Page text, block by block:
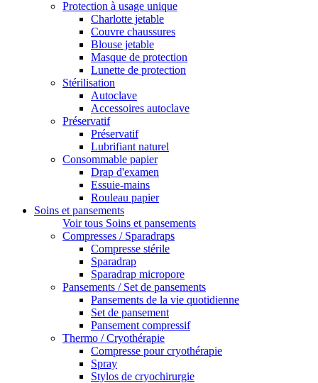
Protection à usage unique
Charlotte jetable
Couvre chaussures
Blouse jetable
Masque de protection
Lunette de protection
Stérilisation
Autoclave
Accessoires autoclave
Préservatif
Préservatif
Lubrifiant naturel
Consommable papier
Drap d'examen
Essuie-mains
Rouleau papier
Soins et pansements
Voir tous Soins et pansements
Compresses / Sparadraps
Compresse stérile
Sparadrap
Sparadrap micropore
Pansements / Set de pansements
Pansements de la vie quotidienne
Set de pansement
Pansement compressif
Thermo / Cryothérapie
Compresse pour cryothérapie
Spray
Stylos de cryochirurgie